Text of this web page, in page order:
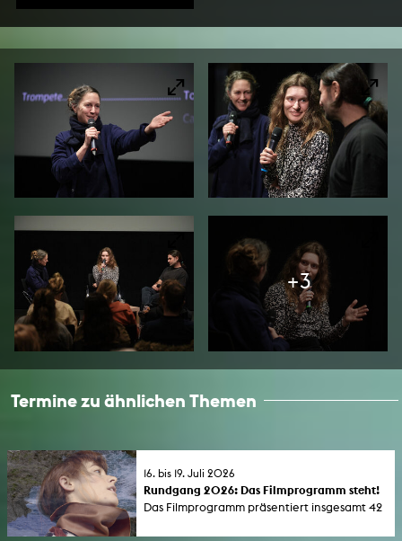
+3
Termine zu ähnlichen Themen
16. bis 19. Juli 2026
Rundgang 2026: Das Filmprogramm steht!
Das Filmprogramm präsentiert insgesamt 42